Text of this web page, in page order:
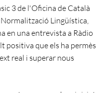
3 de l'Oficina de Català
Lingüística,
en una entrevista a Ràdio
positiva que els ha permès
real i superar nous